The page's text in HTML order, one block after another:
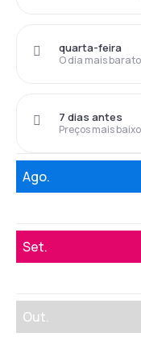
O dia mais
quarta-feira
Preços mais
7 dias antes
Ago.
Set.
Out.